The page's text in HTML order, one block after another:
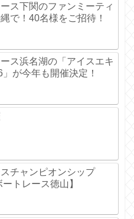
ス下関のファンミーティ
で！40名様をご招待！
ス浜名湖の「アイスエキ
」が今年も開催決定！
チャンピオンシップ
トレース徳山】